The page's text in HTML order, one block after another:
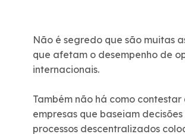
Não é segredo que são muitas
que afetam o desempenho de
internacionais.
Também não há como contestar
empresas que baseiam decisões
processos descentralizados